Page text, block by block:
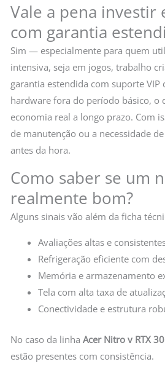
Vale a pena investir
com garantia
Sim — especialmente para quem
intensiva, seja em jogos, trabalho
garantia estendida com suporte VIP
hardware fora do período básico, o
economia real a longo prazo. Com
de manutenção ou a necessidade
antes da hora.
Como saber se um
realmente bom?
Alguns sinais vão além da ficha
Avaliações altas e
Refrigeração eficiente com
Memória e armazenamento
Tela com alta taxa de
Conectividade e estrutura
No caso da linha Acer Nitro v RTX
estão presentes com consistência.